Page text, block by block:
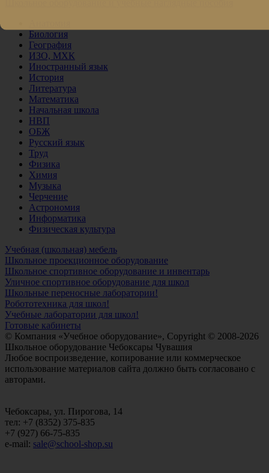
Биология
География
ИЗО, МХК
Иностранный язык
История
Литература
Математика
Начальная школа
НВП
ОБЖ
Русский язык
Труд
Физика
Химия
Музыка
Черчение
Астрономия
Информатика
Физическая культура
Учебная (школьная) мебель
Школьное проекционное оборудование
Школьное спортивное оборудование и инвентарь
Уличное спортивное оборудование для школ
Школьные переносные лаборатории!
Робототехника для школ!
Учебные лаборатории для школ!
Готовые кабинеты
© Компания «Учебное оборудование», Copyright © 2008-2026
Школьное оборудование Чебоксары Чувашия
Любое воспроизведение, копирование или коммерческое
использование материалов сайта должно быть согласовано с
авторами.
Чебоксары, ул. Пирогова, 14
тел: +7 (8352) 375-835
+7 (927) 66-75-835
e-mail: sale@school-shop.su